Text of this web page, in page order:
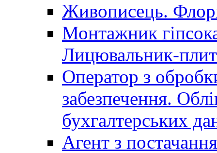
Живописець.
Монтажник
Лицювальник-
Оператор з
забезпечення.
бухгалтерських
Агент з